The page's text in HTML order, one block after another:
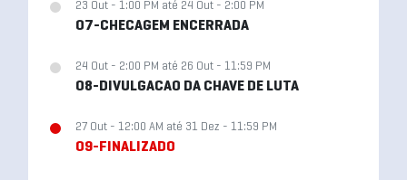
23 Out - 1:00 PM até 24 Out - 2:00 PM
07-CHECAGEM ENCERRADA
24 Out - 2:00 PM até 26 Out - 11:59 PM
08-DIVULGACAO DA CHAVE DE LUTA
27 Out - 12:00 AM até 31 Dez - 11:59 PM
09-FINALIZADO